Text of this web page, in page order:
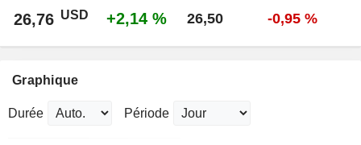
26,76 USD +2,14 % 26,50 -0,95 %
Graphique
Durée Période